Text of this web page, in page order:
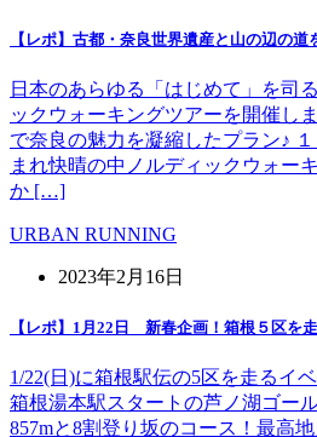
【レポ】古都・奈良世界遺産と山の辺の
日本のあらゆる「はじめて」を司
ックウォーキングツアーを開催し
で奈良の魅力を凝縮したプラン♪
まれ快晴の中ノルディックウォー
か […]
URBAN RUNNING
2023年2月16日
【レポ】1月22日 新春企画！箱根５区を
1/22(日)に箱根駅伝の5区を走るイ
箱根湯本駅スタートの芦ノ湖ゴー
857mと8割登り坂のコース！最高